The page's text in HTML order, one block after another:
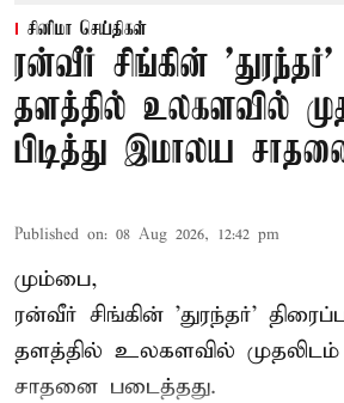
சினிமா செய்திகள்
ரன்வீர் சிங்கின்
தளத்தில் உலகளவில்
பிடித்து இமாலய
Published on: 08 Aug 2026, 12:42 pm
மும்பை,
ரன்வீர் சிங்கின் 'துரந்தர்'
தளத்தில் உலகளவில் முதலிடம்
சாதனை படைத்தது.